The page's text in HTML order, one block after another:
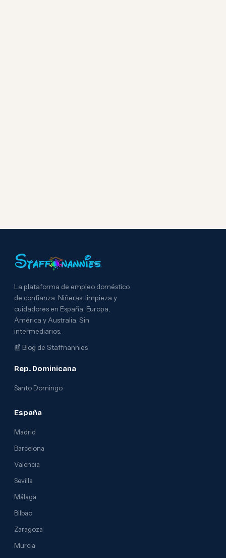
La plataforma de empleo doméstico
de confianza. Niñeras, limpieza y
cuidadores en España, Europa,
América y Australia. Sin
intermediarios.
📰 Blog de Staffnannies
Rep. Dominicana
Santo Domingo
España
Madrid
Barcelona
Valencia
Sevilla
Málaga
Bilbao
Zaragoza
Murcia